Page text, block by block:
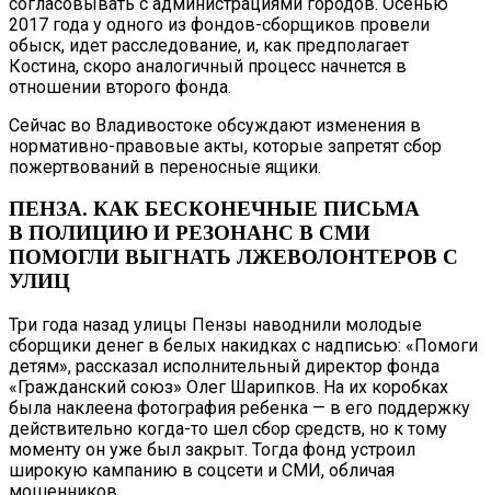
2017 года у одного из фондов-сборщиков провели
обыск, идет расследование, и, как предполагает
Костина, скоро аналогичный процесс начнется в
отношении второго фонда.
Сейчас во Владивостоке обсуждают изменения в
нормативно-правовые акты, которые запретят сбор
пожертвований в переносные ящики.
ПЕНЗА. КАК БЕСКОНЕЧНЫЕ ПИСЬМА
В ПОЛИЦИЮ И РЕЗОНАНС В СМИ
ПОМОГЛИ ВЫГНАТЬ ЛЖЕВОЛОНТЕРОВ С
УЛИЦ
Три года назад улицы Пензы наводнили молодые
сборщики денег в белых накидках с надписью: «Помоги
детям», рассказал исполнительный директор фонда
«Гражданский союз» Олег Шарипков. На их коробках
была наклеена фотография ребенка — в его поддержку
действительно когда-то шел сбор средств, но к тому
моменту он уже был закрыт. Тогда фонд устроил
широкую кампанию в соцсети и СМИ, обличая